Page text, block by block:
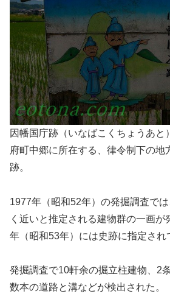
因幡国庁跡（いなばこくちょうあと
府町中郷に所在する、律令制下の地
跡。
1977年（昭和52年）の発掘調査で
く近いと推定される建物群の一画が
年（昭和53年）には史跡に指定され
発掘調査で10軒余の掘立柱建物、2
数本の道路と溝などが検出された。